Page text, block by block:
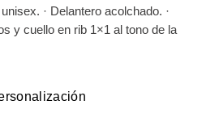
· Delantero acolchado. ·
y cuello en rib 1×1 al tono de la